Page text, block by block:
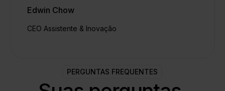
Edwin Chow
CEO Assistente & Inovação
PERGUNTAS FREQUENTES